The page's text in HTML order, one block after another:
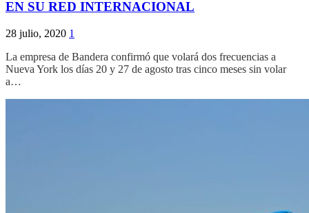
EN SU RED INTERNACIONAL
28 julio, 2020 1
La empresa de Bandera confirmó que volará dos frecuencias a
Nueva York los días 20 y 27 de agosto tras cinco meses sin volar
a…